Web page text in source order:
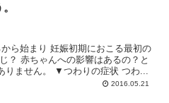
期におこる最初の
心配や不安がある妊婦は少なくありません。 ▼つわりの症状 つわ...
2016.05.21